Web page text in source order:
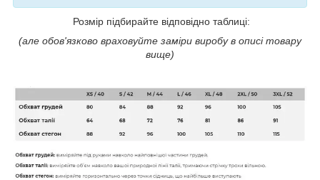
Розмір підбирайте відповідно таблиці:
(але обов'язково враховуйте заміри виробу в описі товару
вище)